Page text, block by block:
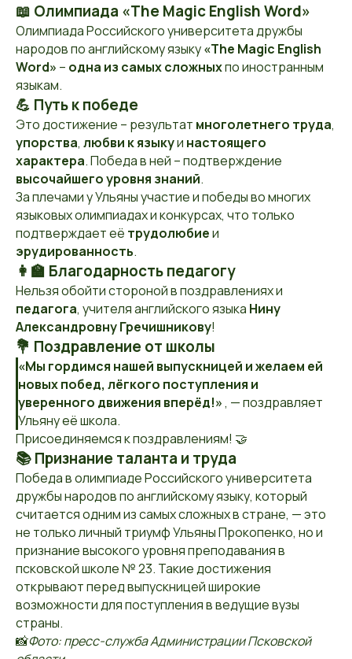
📖 Олимпиада «The Magic English Word»
Олимпиада Российского университета дружбы
народов по английскому языку«The Magic English
Word» – одна из самых сложныхпо иностранным
языкам.
💪 Путь к победе
Это достижение – результат многолетнего труда,
упорства, любви к языкуи настоящего
характера. Победа в ней – подтверждение
высочайшего уровня знаний.
За плечами у Ульяны участие и победы во многих
языковых олимпиадах и конкурсах, что только
подтверждает её трудолюбиеи
эрудированность.
👩‍🏫 Благодарность педагогу
Нельзя обойти стороной в поздравлениях и
педагога, учителя английского языка Нину
Александровну Гречишникову!
💐 Поздравление от школы
«Мы гордимся нашей выпускницей и желаем ей
новых побед, лёгкого поступления и
уверенного движения вперёд!», — поздравляет
Ульяну её школа.
Присоединяемся к поздравлениям! 🤝
📚Признание таланта и труда
Победа в олимпиаде Российского университета
дружбы народов по английскому языку, который
считается одним из самых сложных в стране, — это
не только личный триумф Ульяны Прокопенко, но и
признание высокого уровня преподавания в
псковской школе № 23. Такие достижения
открывают перед выпускницей широкие
возможности для поступления в ведущие вузы
страны.
📸Фото: пресс-служба Администрации Псковской